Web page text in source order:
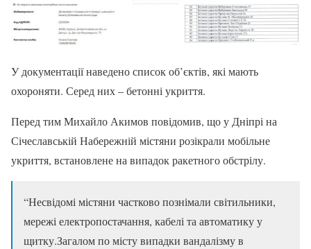
У документації наведено список об’єктів, які мають
охороняти. Серед них – бетонні укриття.
Перед тим Михайло Акимов повідомив, що у Дніпрі на
Січеславській Набережній містяни розікрали мобільне
укриття, встановлене на випадок ракетного обстрілу.
“Несвідомі містяни частково познімали світильники,
мережі електропостачання, кабелі та автоматику у
щитку.Загалом по місту випадки вандалізму в